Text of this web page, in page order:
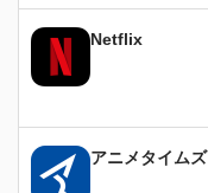
Netflix
アニメタイムズ